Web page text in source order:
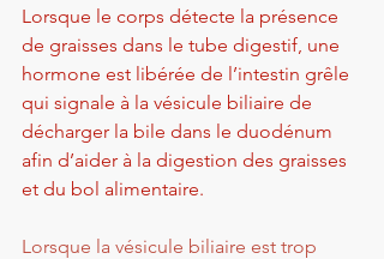
Lorsque le corps détecte la présence
de graisses dans le tube digestif, une
hormone est libérée de l’intestin grêle
qui signale à la vésicule biliaire de
décharger la bile dans le duodénum
afin d’aider à la digestion des graisses
et du bol alimentaire.
Lorsque la vésicule biliaire est trop